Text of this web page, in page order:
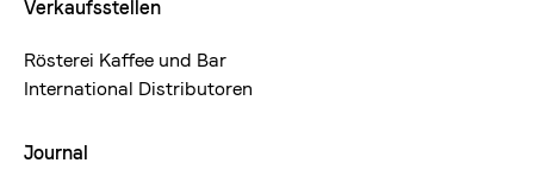
Verkaufsstellen
Rösterei Kaffee und Bar
International Distributoren
Journal